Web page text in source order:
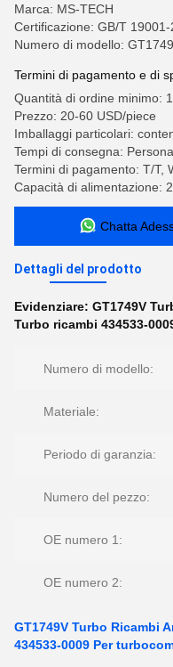
Marca: MS-TECH
Certificazione: GB/T
Numero di modello:
Termini di pagamento e di
Quantità di ordine minimo:
Prezzo: 20-60 USD/piece
Imballaggi particolari:
Tempi di consegna:
Termini di pagamento: T/T,
Capacità di alimentazione:
Chatta
Dettagli del prodotto
Evidenziare: GT1749V
Turbo ricambi 434533-
Numero di modello:
Materiale:
Periodo di garanzia:
Numero del pezzo:
OE numero 1:
OE numero 2:
GT1749V Turbo Ricambi
434533-0009 Per